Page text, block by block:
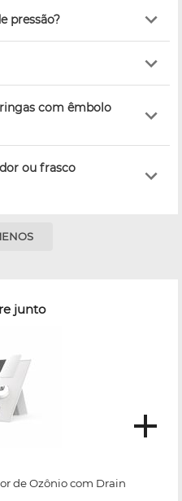
pressão?
com êmbolo
ou frasco
junto
de Ozônio com Drain